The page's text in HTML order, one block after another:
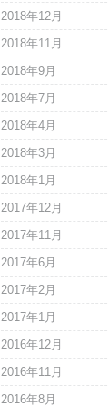
2018年12月
2018年11月
2018年9月
2018年7月
2018年4月
2018年3月
2018年1月
2017年12月
2017年11月
2017年6月
2017年2月
2017年1月
2016年12月
2016年11月
2016年8月